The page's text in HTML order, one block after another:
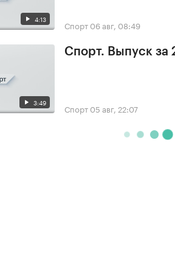
4:13 Спорт 06 авг, 08:49
3:49
Спорт. Выпуск за
Спорт 05 авг, 22:07